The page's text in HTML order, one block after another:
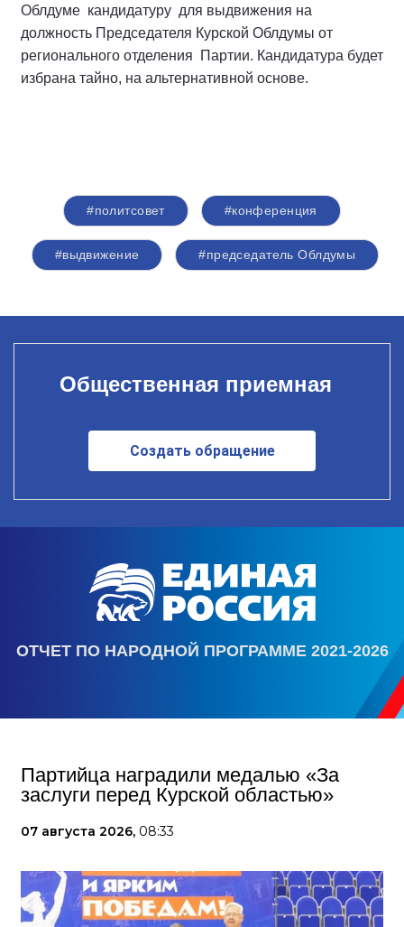
Облдуме кандидатуру для выдвижения на
должность Председателя Курской Облдумы от
регионального отделения Партии. Кандидатура будет
избрана тайно, на альтернативной основе.
#политсовет #конференция
#выдвижение #председатель Облдумы
Общественная приемная
Создать обращение
ОТЧЕТ ПО НАРОДНОЙ ПРОГРАММЕ 2021-2026
Партийца наградили медалью «За
заслуги перед Курской областью»
07 августа 2026, 08:33